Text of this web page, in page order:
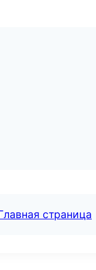
страница